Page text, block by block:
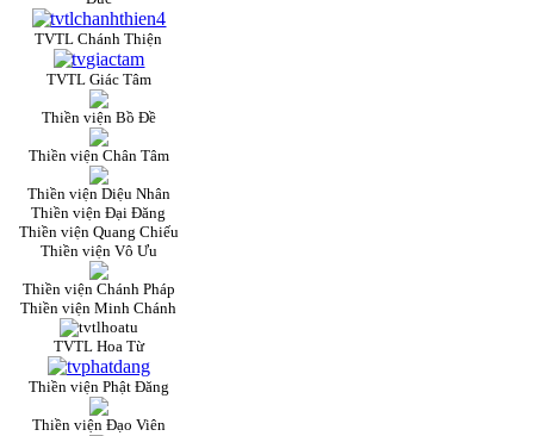
TVTL Chánh Thiện
TVTL Giác Tâm
Thiền viện Bồ Đề
Thiền viện Chân Tâm
Thiền viện Diệu Nhân
Thiền viện Đại Đăng
Thiền viện Quang Chiếu
Thiền viện Vô Ưu
Thiền viện Chánh Pháp
Thiền viện Minh Chánh
TVTL Hoa Từ
Thiền viện Phật Đăng
Thiền viện Đạo Viên